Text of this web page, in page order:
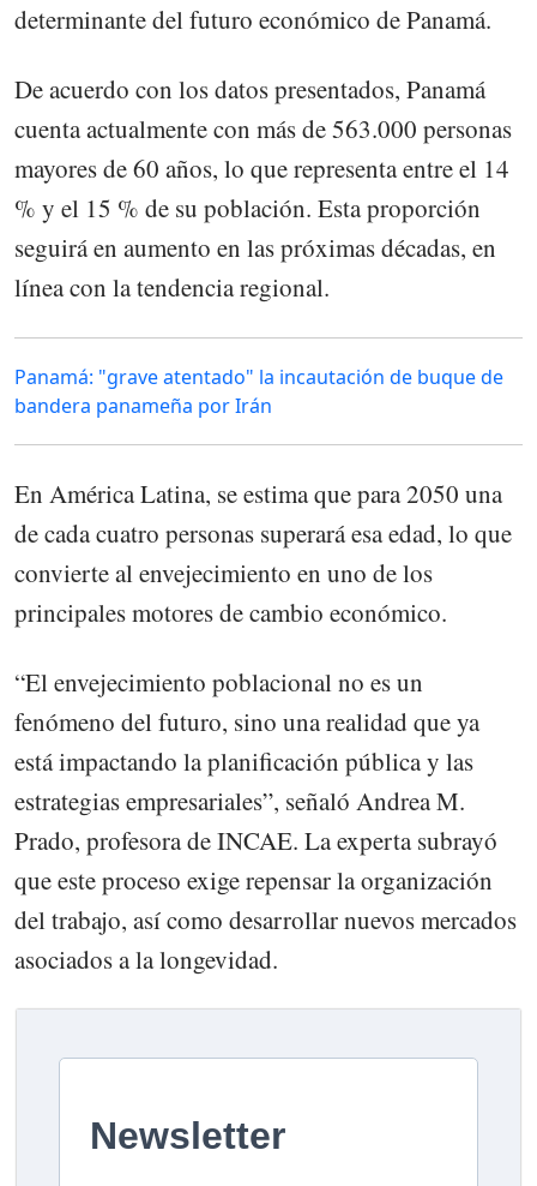
determinante del futuro económico de Panamá.
De acuerdo con los datos presentados, Panamá
cuenta actualmente con más de 563.000 personas
mayores de 60 años, lo que representa entre el 14
% y el 15 % de su población. Esta proporción
seguirá en aumento en las próximas décadas, en
línea con la tendencia regional.
Panamá: "grave atentado" la incautación de buque de
bandera panameña por Irán
En América Latina, se estima que para 2050 una
de cada cuatro personas superará esa edad, lo que
convierte al envejecimiento en uno de los
principales motores de cambio económico.
“El envejecimiento poblacional no es un
fenómeno del futuro, sino una realidad que ya
está impactando la planificación pública y las
estrategias empresariales”, señaló Andrea M.
Prado, profesora de INCAE. La experta subrayó
que este proceso exige repensar la organización
del trabajo, así como desarrollar nuevos mercados
asociados a la longevidad.